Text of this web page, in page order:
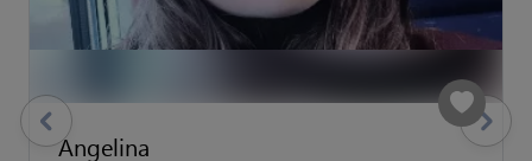
Angelina
previous Suivant